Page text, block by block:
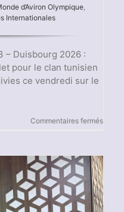
d’Aviron Olympique,
Internationales
– Duisbourg 2026 :
pour le clan tunisien
ce vendredi sur le
Commentaires ferméssur
–
2026
: